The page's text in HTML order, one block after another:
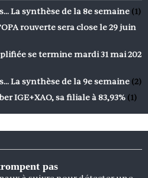
La synthèse de la 8e semaine (1)
rouverte sera close le 29 juin
se termine mardi 31 mai 202
La synthèse de la 9e semaine (2)
IGE+XAO, sa filiale à 83,93% (1)
pas